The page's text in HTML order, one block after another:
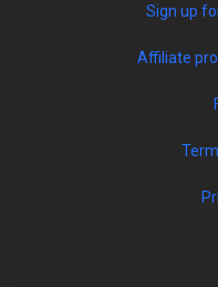
Sign up
Affiliate